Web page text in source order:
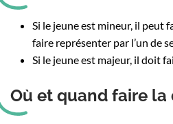
Si le jeune est mineur, il peut
faire représenter par l’un de
Si le jeune est majeur, il doit
Où et quand faire la